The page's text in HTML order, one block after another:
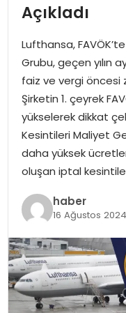
İDEAL SPOR
YAŞAM
MAGAZIN
SAĞLIK
SOSYAL HABER
Açıkladı
Lufthansa,
Grubu, geçen yılın
faiz ve vergi öncesi
Şirketin 1. çeyrek
yükselerek dikkat
Kesintileri Maliyet
daha yüksek
oluşan iptal
haber
16 Ağustos 2024